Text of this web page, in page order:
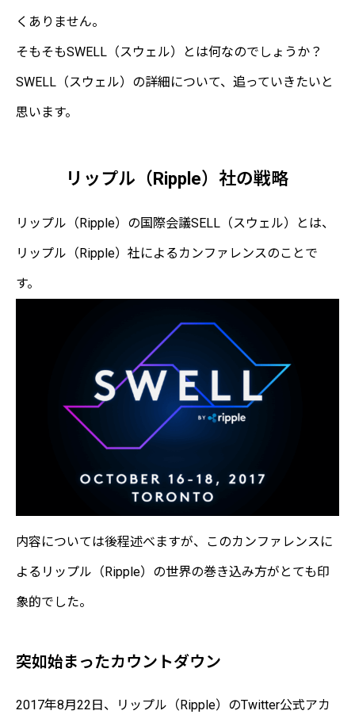
くありません。
そもそもSWELL（スウェル）とは何なのでしょうか？
SWELL（スウェル）の詳細について、追っていきたいと
思います。
リップル（Ripple）社の戦略
リップル（Ripple）の国際会議SELL（スウェル）とは、
リップル（Ripple）社によるカンファレンスのことで
す。
内容については後程述べますが、このカンファレンスに
よるリップル（Ripple）の世界の巻き込み方がとても印
象的でした。
突如始まったカウントダウン
2017年8月22日、リップル（Ripple）のTwitter公式アカ